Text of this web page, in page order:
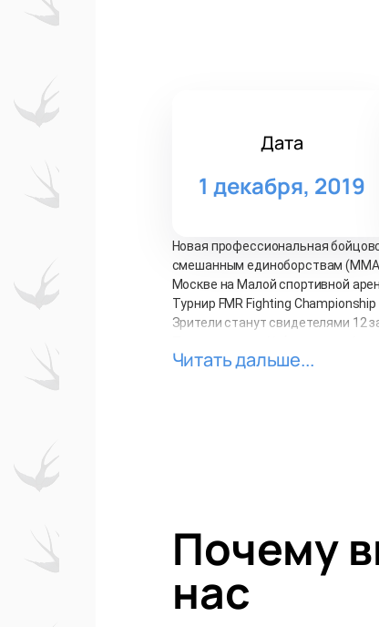
Дата
1 декабря, 2019
Новая профессиональная
смешанным единоборствам (ММА)
Москве на Малой спортивной
Турнир FMR Fighting
Зрители станут свидетелями 12
Читать дальше...
Почему
нас